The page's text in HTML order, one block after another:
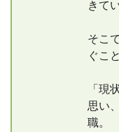
きて
そこ
ぐこ
「現
思い
職。